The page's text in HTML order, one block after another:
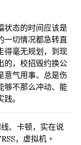
状态的时间应该是
一切情况都急转直
得毫无规划，到现
的，校招毁约换公
意气用事、总是伤
够不那么冲动、能
。
、卡顿，实在说
，虚拟机 +